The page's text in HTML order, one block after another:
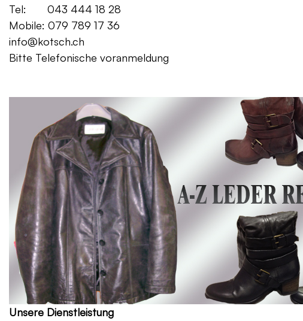
Tel: 043 444 18 28
Mobile: 079 789 17 36
info@kotsch.ch
Bitte Telefonische voranmeldung
Gratis Lieferung für
Unsere Dienstleistung